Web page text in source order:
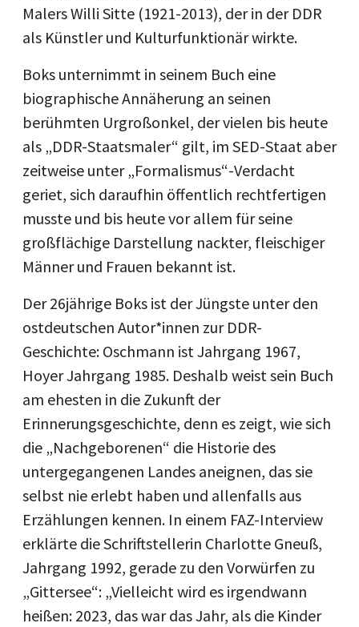
Malers Willi Sitte (1921-2013), der in der DDR
als Künstler und Kulturfunktionär wirkte.
Boks unternimmt in seinem Buch eine
biographische Annäherung an seinen
berühmten Urgroßonkel, der vielen bis heute
als „DDR-Staatsmaler“ gilt, im SED-Staat aber
zeitweise unter „Formalismus“-Verdacht
geriet, sich daraufhin öffentlich rechtfertigen
musste und bis heute vor allem für seine
großflächige Darstellung nackter, fleischiger
Männer und Frauen bekannt ist.
Der 26jährige Boks ist der Jüngste unter den
ostdeutschen Autor*innen zur DDR-
Geschichte: Oschmann ist Jahrgang 1967,
Hoyer Jahrgang 1985. Deshalb weist sein Buch
am ehesten in die Zukunft der
Erinnerungsgeschichte, denn es zeigt, wie sich
die „Nachgeborenen“ die Historie des
untergegangenen Landes aneignen, das sie
selbst nie erlebt haben und allenfalls aus
Erzählungen kennen. In einem FAZ-Interview
erklärte die Schriftstellerin Charlotte Gneuß,
Jahrgang 1992, gerade zu den Vorwürfen zu
„Gittersee“: „Vielleicht wird es irgendwann
heißen: 2023, das war das Jahr, als die Kinder